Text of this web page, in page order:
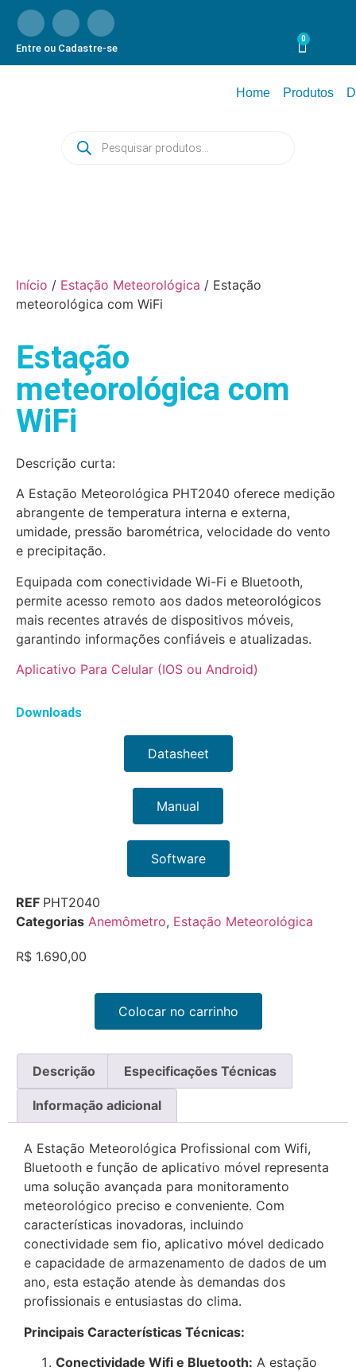
Entre ou Cadastre-se
0
Home Produtos
Início / Estação Meteorológica / Estação
meteorológica com WiFi
Estação
meteorológica com
WiFi
Descrição curta:
A Estação Meteorológica PHT2040 oferece medição
abrangente de temperatura interna e externa,
umidade, pressão barométrica, velocidade do vento
e precipitação.
Equipada com conectividade Wi-Fi e Bluetooth,
permite acesso remoto aos dados meteorológicos
mais recentes através de dispositivos móveis,
garantindo informações confiáveis e atualizadas.
Aplicativo Para Celular (IOS ou Android)
Downloads
Datasheet
Manual
Software
REF PHT2040
Categorias Anemômetro, Estação Meteorológica
R$ 1.690,00
Colocar no carrinho
Descrição Especificações Técnicas
Informação adicional
A Estação Meteorológica Profissional com Wifi,
Bluetooth e função de aplicativo móvel representa
uma solução avançada para monitoramento
meteorológico preciso e conveniente. Com
características inovadoras, incluindo
conectividade sem fio, aplicativo móvel dedicado
e capacidade de armazenamento de dados de um
ano, esta estação atende às demandas dos
profissionais e entusiastas do clima.
Principais Características Técnicas:
Conectividade Wifi e Bluetooth: A estação